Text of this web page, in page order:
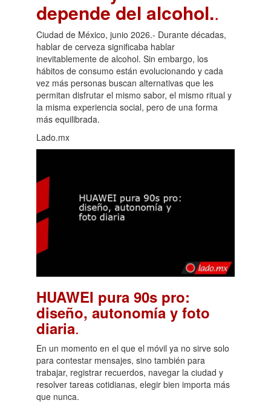
depende del alcohol..
Ciudad de México, junio 2026.- Durante décadas,
hablar de cerveza significaba hablar
inevitablemente de alcohol. Sin embargo, los
hábitos de consumo están evolucionando y cada
vez más personas buscan alternativas que les
permitan disfrutar el mismo sabor, el mismo ritual y
la misma experiencia social, pero de una forma
más equilibrada.
Lado.mx
HUAWEI pura 90s pro:
diseño, autonomía y foto
diaria.
En un momento en el que el móvil ya no sirve solo
para contestar mensajes, sino también para
trabajar, registrar recuerdos, navegar la ciudad y
resolver tareas cotidianas, elegir bien importa más
que nunca.